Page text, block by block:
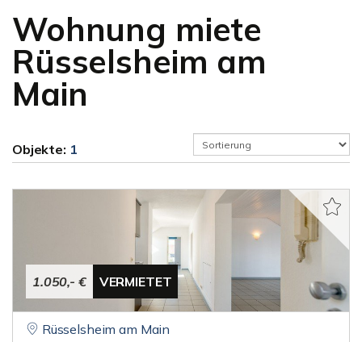
Wohnung miete
Rüsselsheim am
Main
Objekte: 1
1.050,- € VERMIETET
Rüsselsheim am Main